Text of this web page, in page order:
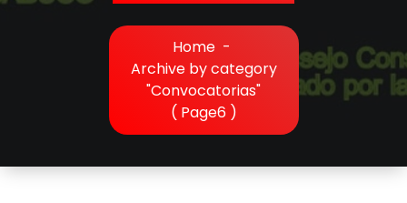
Home -
Archive by category
"Convocatorias"
( Page6 )